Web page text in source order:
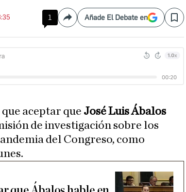
1 CompartirAñade El Debate en Save
aceptar que José Luis Ábalos
de investigación sobre los
del Congreso, como